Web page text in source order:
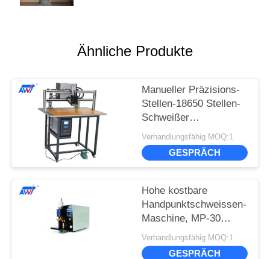
Ähnliche Produkte
Manueller Präzisions-
Stellen-18650 Stellen-
Schweißer
Schweißer/32650 With
Touch Screen
Verhandlungsfähig MOQ:1
GESPRÄCH
Hohe kostbare
Handpunktschweissen-
Maschine, MP-30
5000A 220v Stellen-
Schweißer
Verhandlungsfähig MOQ:1
GESPRÄCH